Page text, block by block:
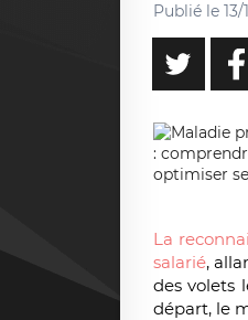
Publié le 13/
La
salarié,
des volets
départ, le